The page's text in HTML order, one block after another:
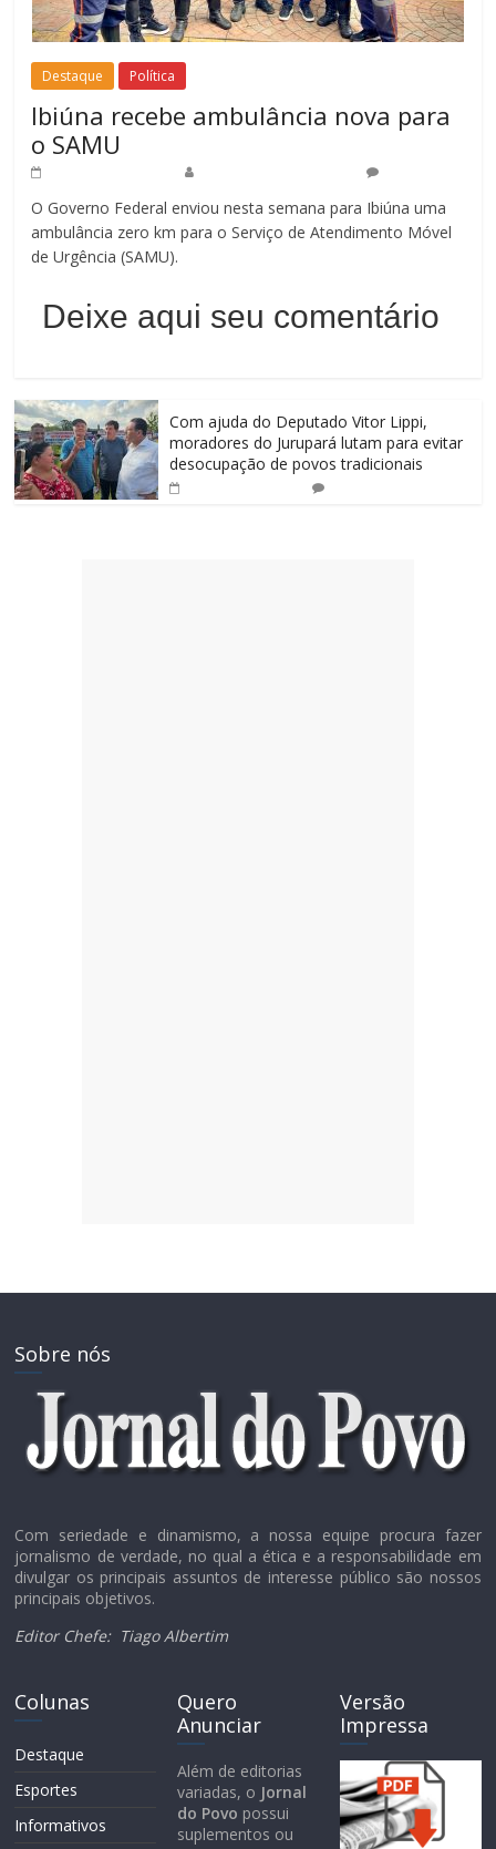
Destaque Política
Ibiúna recebe ambulância nova para
o SAMU
O Governo Federal enviou nesta semana para Ibiúna uma
ambulância zero km para o Serviço de Atendimento Móvel
de Urgência (SAMU).
Deixe aqui seu comentário
Com ajuda do Deputado Vitor Lippi,
moradores do Jurupará lutam para evitar
desocupação de povos tradicionais
Sobre nós
Com seriedade e dinamismo, a nossa equipe procura fazer
jornalismo de verdade, no qual a ética e a responsabilidade em
divulgar os principais assuntos de interesse público são nossos
principais objetivos.
Editor Chefe: Tiago Albertim
Colunas
Destaque
Esportes
Informativos
Quero
Anunciar
Além de editorias
variadas, o Jornal
do Povo possui
suplementos ou
Versão
Impressa